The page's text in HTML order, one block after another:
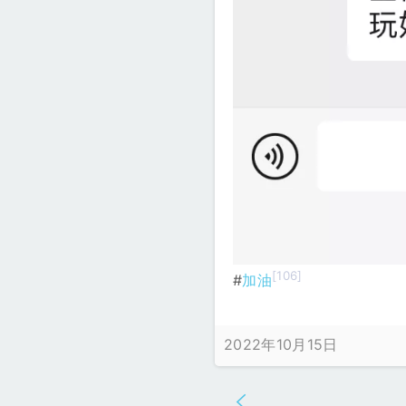
#加油[106]
2022年10月15日